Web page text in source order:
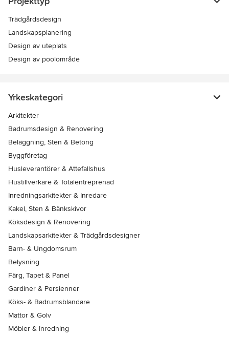
Trädgårdsdesign
Landskapsplanering
Design av uteplats
Design av poolområde
Yrkeskategori
Arkitekter
Badrumsdesign & Renovering
Beläggning, Sten & Betong
Byggföretag
Husleverantörer & Attefallshus
Hustillverkare & Totalentreprenad
Inredningsarkitekter & Inredare
Kakel, Sten & Bänkskivor
Köksdesign & Renovering
Landskapsarkitekter & Trädgårdsdesigner
Barn- & Ungdomsrum
Belysning
Färg, Tapet & Panel
Gardiner & Persienner
Köks- & Badrumsblandare
Mattor & Golv
Möbler & Inredning